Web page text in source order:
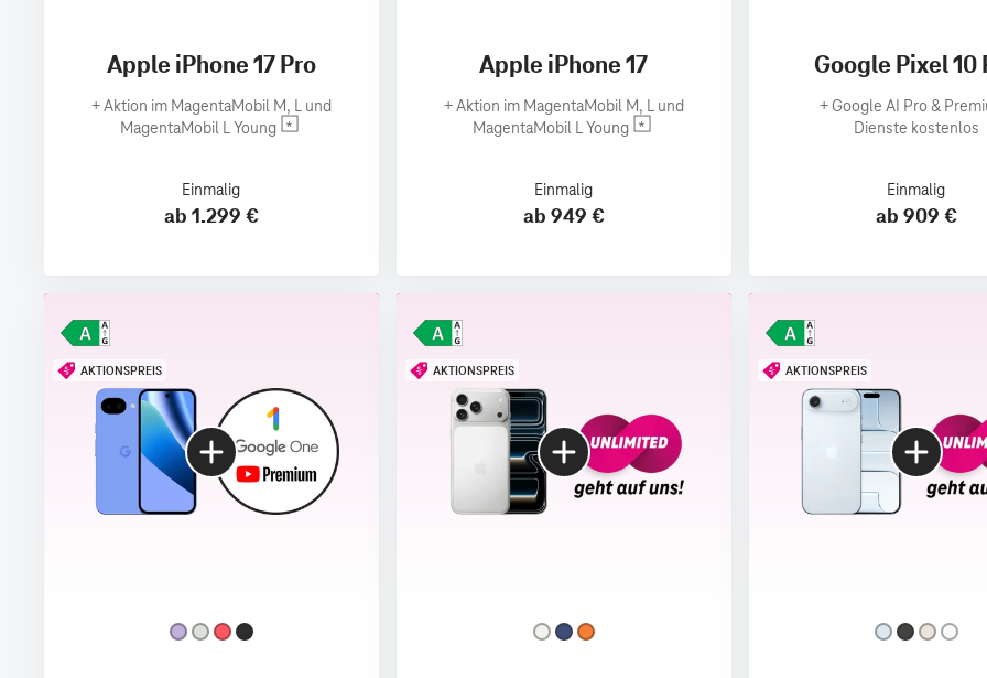
Apple iPhone 17 Pro
+Aktion im MagentaMobil M, L und
MagentaMobil L Young
Einmalig
ab 1.299 €
Apple iPhone 17
+Aktion im MagentaMobil M, L und
MagentaMobil L Young
Einmalig
ab 949 €
Google Pixel 10
+Google AI Pro &
Dienste kostenlos
Einmalig
ab 909 €
AKTIONSPREIS AKTIONSPREIS AKTIONSPREIS